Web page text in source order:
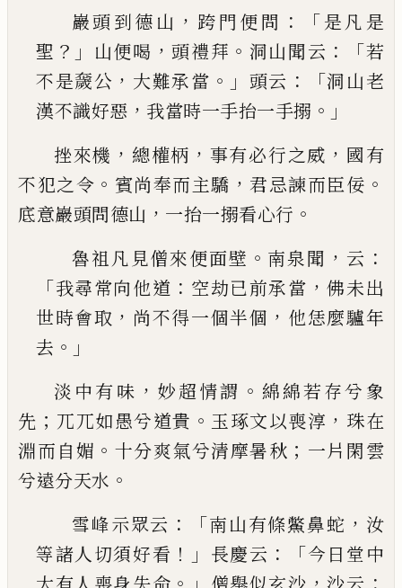
巖頭到德山 ， 跨門便問 ：「是凡是
聖 ？」 山便喝 ，頭禮拜 。 洞山聞云 ：「若
不是奯公 ， 大難承當 。」 頭云 ：「洞山老
漢不識好惡 ， 我當時一手抬一手搦 。」
挫來機 ， 總權柄 ， 事有必行之威 ， 國有
不犯之令 。 賓尚奉而主驕 ， 君忌諫而臣佞 。
底意巖頭問德山 ， 一抬一搦看心行 。
魯祖凡見僧來便面壁 。 南泉聞 ， 云 ：
「我尋常向他道 ： 空劫已前承當 ，佛未出
世時會取 ， 尚不得一個半個 ， 他恁麼驢年
去 。」
淡中有味 ， 妙超情謂 。 綿綿若存兮象
先 ； 兀兀如愚兮道貴 。 玉琢文以喪淳 ， 珠在
淵而自媚 。 十分爽氣兮清摩暑秋 ； 一片閑雲
兮遠分天水 。
雪峰示眾云 ：「南山有條鱉鼻蛇 ， 汝
等諸人切須好看 ！」 長慶云 ：「今日堂中